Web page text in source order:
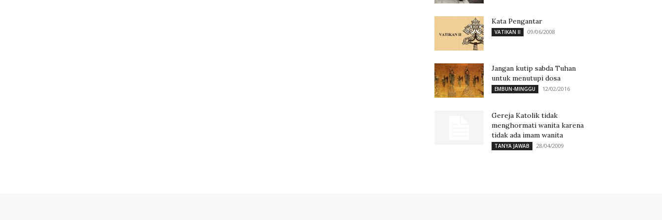
Kata Pengantar
VATIKAN II 09/06/2008
Jangan kutip sabda Tuhan
untuk menutupi dosa
EMBUN-MINGGU 12/02/2016
Gereja Katolik tidak
menghormati wanita karena
tidak ada imam wanita
TANYA JAWAB 28/04/2009